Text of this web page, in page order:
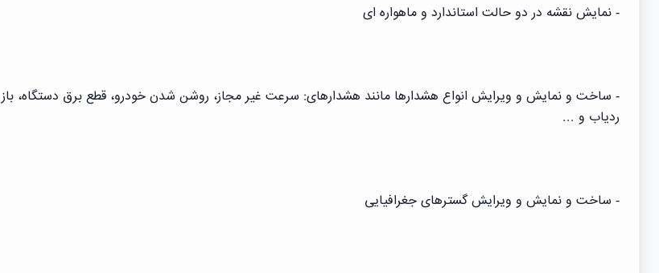
- نمایش نقشه در دو حالت استاندارد و ماهواره ای
- ساخت و نمایش و ویرایش انواع هشدارها مانند هشدارهای: سرعت غیر مجاز، روشن شدن خودرو، قطع برق دستگاه،
ردیاب و ...
- ساخت و نمایش و ویرایش گسترهای جغرافیایی